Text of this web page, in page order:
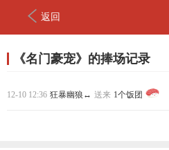
返回
《名门豪宠》的捧场记录
12-10 12:36 狂暴幽狼↔ 送来 1个饭团